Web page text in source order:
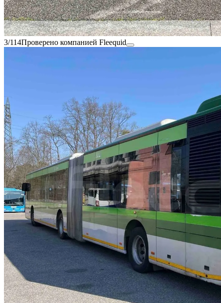
3/114Проверено компанией Fleequid